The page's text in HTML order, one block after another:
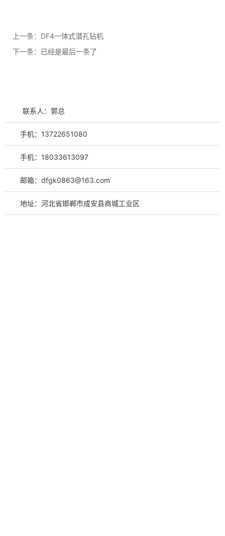
上一条： DF4一体式潜孔钻机
下一条：已经是最后一条了
联系人：郭总
手机：13722651080
手机：18033613097
邮箱：dfgk0863@163.com
地址：河北省邯郸市成安县商城工业区